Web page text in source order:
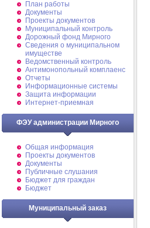
План работы
Документы
Проекты документов
Муниципальный контроль
Дорожный фонд Мирного
Cведения о муниципальном
имуществе
Ведомственный контроль
Антимонопольный комплаенс
Отчеты
Информационные системы
Защита информации
Интернет-приемная
ФЭУ администрации Мирного
Общая информация
Проекты документов
Документы
Публичные слушания
Бюджет для граждан
Бюджет
Муниципальный заказ